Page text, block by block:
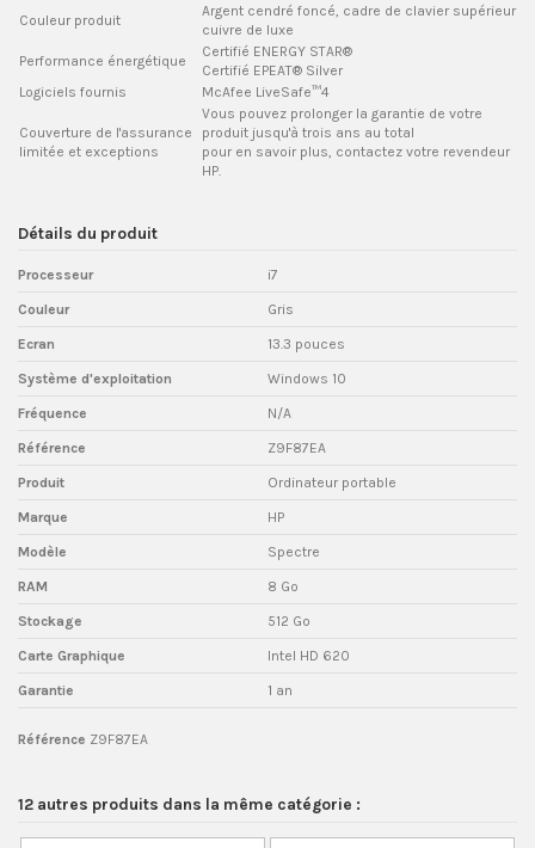
Couleur produit
Argent cendré foncé, cadre de clavier supérieur
cuivre de luxe
Performance énergétique
Certifié ENERGY STAR®
Certifié EPEAT® Silver
Logiciels fournis
McAfee LiveSafe™4
Couverture de l'assurance
limitée et exceptions
Vous pouvez prolonger la garantie de votre
produit jusqu'à trois ans au total
pour en savoir plus, contactez votre revendeur
HP.
Détails du produit
Processeur i7
Couleur Gris
Ecran 13.3 pouces
Système d'exploitation Windows 10
Fréquence N/A
Référence Z9F87EA
Produit Ordinateur portable
Marque HP
Modèle Spectre
RAM 8 Go
Stockage 512 Go
Carte Graphique Intel HD 620
Garantie 1 an
Référence Z9F87EA
12 autres produits dans la même catégorie :